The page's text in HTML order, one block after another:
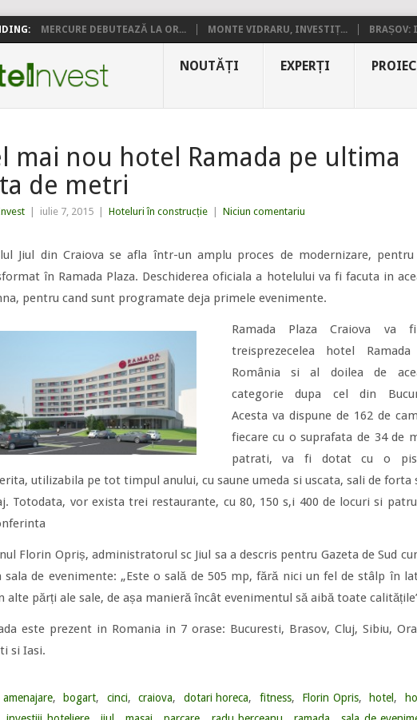
MERCURE DEBUTEAZĂ LA OR... MONTE VIDRARU, INVESTIȚ... BRAȘOV:
NOUTĂȚI EXPERȚI
mai nou hotel Ramada pe ultima
de metri
iulie 7, 2015 Hoteluri în construcție Niciun comentariu
Jiul din Craiova se afla într-un amplu proces de modernizare,
în Ramada Plaza. Deschiderea oficiala a hotelului va fi facuta in
pentru cand sunt programate deja primele evenimente.
Ramada Plaza Craiova va
treisprezecelea hotel
România si al doilea de
categorie dupa cel din
Acesta va dispune de 162 de
fiecare cu o suprafata de 34 de
patrati, va fi dotat cu o
utilizabila pe tot timpul anului, cu saune umeda si uscata, sali de forta
Totodata, vor exista trei restaurante, cu 80, 150 s,i 400 de locuri si
Florin Opriș, administratorul sc Jiul sa a descris pentru Gazeta de Sud
sala de evenimente: „Este o sală de 505 mp, fără nici un fel de stâlp în
alte părți ale sale, de așa manieră încât evenimentul să aibă toate
este prezent in Romania in 7 orase: Bucuresti, Brasov, Cluj, Sibiu,
si Iasi.
amenajare, bogart, cinci, craiova, dotari horeca, fitness, Florin Opris, hotel ,